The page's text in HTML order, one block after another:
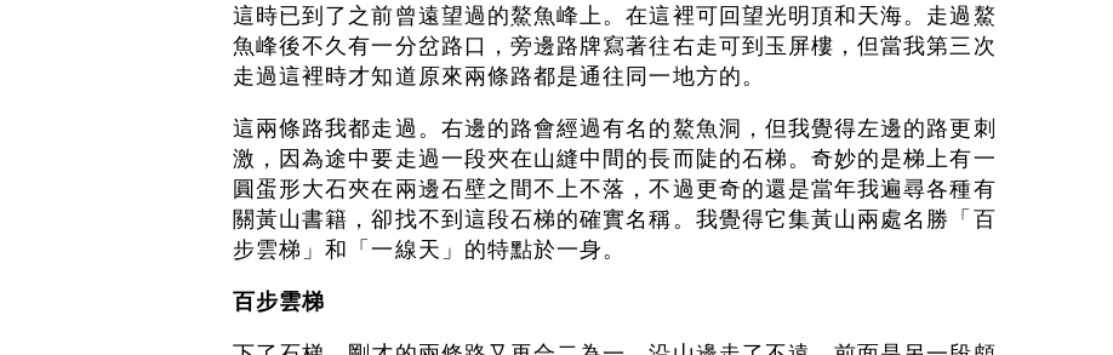
這時已到了之前曾遠望過的鰲魚峰上。在這裡可回望光明頂和天海。走過鰲
魚峰後不久有一分岔路口，旁邊路牌寫著往右走可到玉屏樓，但當我第三次
走過這裡時才知道原來兩條路都是通往同一地方的。
這兩條路我都走過。右邊的路會經過有名的鰲魚洞，但我覺得左邊的路更刺
激，因為途中要走過一段夾在山縫中間的長而陡的石梯。奇妙的是梯上有一
圓蛋形大石夾在兩邊石壁之間不上不落，不過更奇的還是當年我遍尋各種有
關黃山書籍，卻找不到這段石梯的確實名稱。我覺得它集黃山兩處名勝「百
步雲梯」和「一線天」的特點於一身。
百步雲梯